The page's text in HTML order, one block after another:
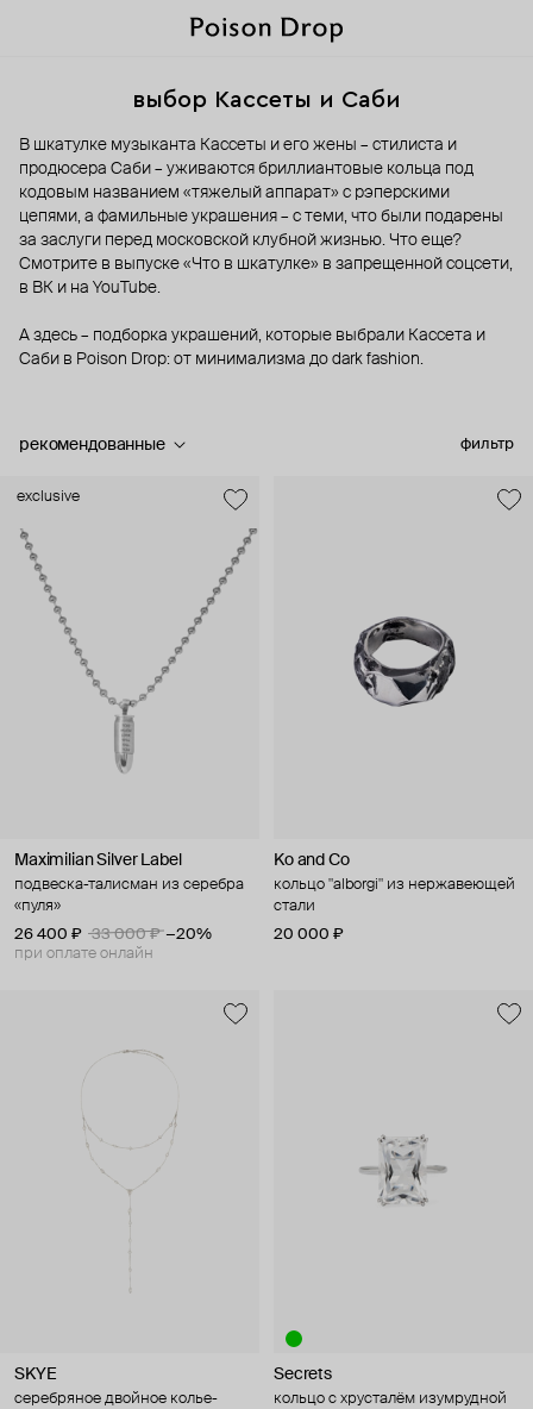
выбор Кассеты и Саби
В шкатулке музыканта Кассеты и его жены – стилиста и
продюсера Саби – уживаются бриллиантовые кольца под
кодовым названием «тяжелый аппарат» с рэперскими
цепями, а фамильные украшения – с теми, что были подарены
за заслуги перед московской клубной жизнью. Что еще?
Смотрите в выпуске «Что в шкатулке» в запрещенной соцсети,
в ВК и на YouTube.
А здесь – подборка украшений, которые выбрали Кассета и
Саби в Poison Drop: от минимализма до dark fashion.
фильтр
рекомендованные
exclusive
Maximilian Silver Label
подвеска-талисман из серебра
«пуля»
26 400 ₽
33 000 ₽ −20%
при оплате онлайн
Ko and Co
кольцо "alborgi" из нержавеющей
стали
20 000 ₽
SKYE
серебряное двойное колье-
Secrets
кольцо с хрусталём изумрудной